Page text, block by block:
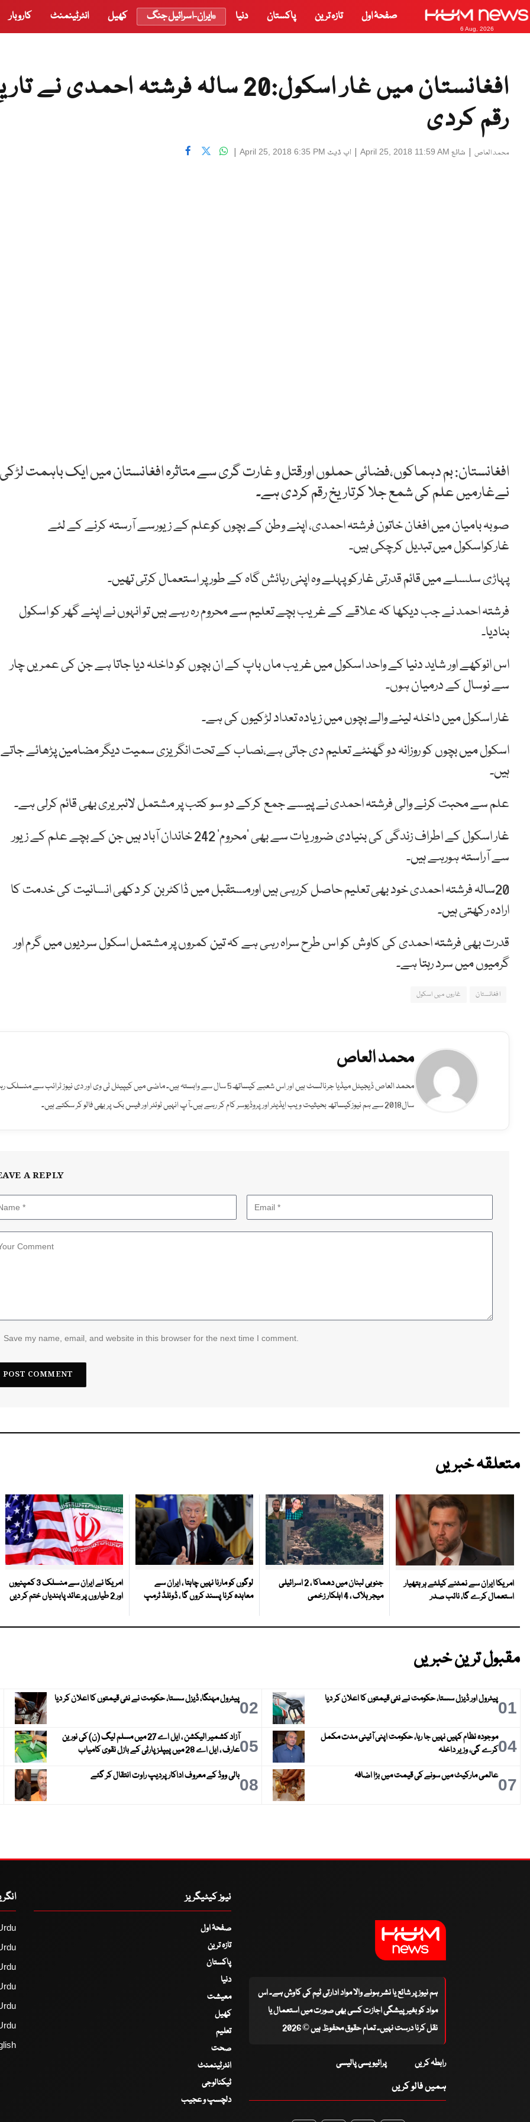
6 Aug, 2026
صفحۂ اول تازہ ترین پاکستان دنیا ایران-اسرائیل جنگ کھیل انٹرٹینمنٹ کاروبار
افغانستان میں غار اسکول:20 سالہ فرشتہ احمدی نے
رقم کردی
محمد العاص | شائع April 25, 2018 11:59 AM
| اپ ڈیٹ April 25, 2018 6:35 PM
|
افغانستان: بم دہماکوں،فضائی حملوں اورقتل و غارت گری سے متاثرہ افغانستان میں ایک باہمت لڑکی
نےغارمیں علم کی شمع جلا کرتاریخ رقم کردی ہے۔
صوبہ بامیان میں افغان خاتون فرشتہ احمدی، اپنے وطن کے بچوں کوعلم کے زیورسے آرستہ کرنے کے لئے
غارکواسکول میں تبدیل کرچکی ہیں۔
پہاڑی سلسلے میں قائم قدرتی غارکو پہلے وہ اپنی رہائش گاہ کے طور پر استعمال کرتی تھیں۔
فرشتہ احمد نے جب دیکھا کہ علاقے کے غریب بچے تعلیم سے محروم رہ رہے ہیں تو انہوں نے اپنے گھر کو اسکول
بنادیا۔
اس انوکھے اور شاید دنیا کے واحد اسکول میں غریب ماں باپ کے ان بچوں کو داخلہ دیا جاتا ہے جن کی عمریں چار
سے نوسال کے درمیان ہوں۔
غار اسکول میں داخلہ لینے والے بچوں میں زیادہ تعداد لڑکیوں کی ہے۔
اسکول میں بچوں کو روزانہ دو گھنٹے تعلیم دی جاتی ہے،نصاب کے تحت انگریزی سمیت دیگر مضامین پڑھائے جاتے
ہیں۔
علم سے محبت کرنے والی فرشتہ احمدی نے پیسے جمع کرکے دو سو کتب پر مشتمل لائبریری بھی قائم کرلی ہے۔
غار اسکول کے اطراف زندگی کی بنیادی ضروریات سے بھی ’محروم‘ 242 خاندان آباد ہیں جن کے بچے علم کے زیور
سے آراستہ ہورہے ہیں۔
20سالہ فرشتہ احمدی خود بھی تعلیم حاصل کررہی ہیں اورمستقبل میں ڈاکٹربن کر دکھی انسانیت کی خدمت کا
ارادہ رکھتی ہیں۔
قدرت بھی فرشتہ احمدی کی کاوش کو اس طرح سراہ رہی ہے کہ تین کمروں پر مشتمل اسکول سردیوں میں گرم اور
گرمیوں میں سرد رہتا ہے۔
افغانستان غاروں میں اسکول
محمد العاص
محمد العاص ڈیجیٹل میڈیا جرنالسٹ ہیں اور اس شعبے کیساتھ5 سال سے وابستہ ہیں۔ ماضی میں کیپیٹل ٹی وی اور دی نیوز ٹرائب سے
سال2018 سے ہم نیوزکیساتھ بحیثیت ویب ایڈیٹر اور پروڈیوسر کام کر رہے ہیں۔آپ انہیں ٹوئٹر اور فیس بک پر بھی فالو کر سکتے ہیں۔
A REPLY
Save my name, email, and website in this browser for the next time I comment.
متعلقہ خبریں
امریکا ایران سے نمٹنے کیلئے ہر ہتھیار
استعمال کرے گا، نائب صدر
جنوبی لبنان میں دھماکا ، 2 اسرائیلی
میجر ہلاک ، 4 اہلکار زخمی
لوگوں کو مارنا نہیں چاہتا ، ایران سے
معاہدہ کرنا پسند کروں گا ، ڈونلڈ ٹرمپ
امریکا نے ایران سے منسلک 3 کمپنیوں
اور 2 طیاروں پر عائد پابندیاں ختم کر دیں
مقبول ترین خبریں
01پیٹرول اور ڈیزل سستا، حکومت نے نئی قیمتوں کا اعلان کر دیا 02پیٹرول مہنگا، ڈیزل سستا، حکومت نے نئی قیمتوں کا اعلان کر دیا
04موجودہ نظام کہیں نہیں جا رہا، حکومت اپنی آئینی مدت مکمل
کرے گی، وزیر داخلہ
05
آزاد کشمیر الیکشن ، ایل اے 27 میں مسلم لیگ (ن) کی نورین
عارف ، ایل اے 28 میں پیپلز پارٹی کے بازل نقوی کامیاب
07عالمی مارکیٹ میں سونے کی قیمت میں بڑا اضافہ 08بالی ووڈ کے معروف اداکار پردیپ راوت انتقال کر گئے
ہم نیوز پر شائع یا نشر ہونے والا مواد ادارتی ٹیم کی کاوش ہے۔ اس
مواد کو بغیر پیشگی اجازت کسی بھی صورت میں استعمال یا
نقل کرنا درست نہیں۔ تمام حقوق محفوظ ہیں © 2026
رابطہ کریں پرائیویسی پالیسی
ہمیں فالو کریں
نیوز کیٹیگریز
صفحۂ اول
تازہ ترین
پاکستان
دنیا
معیشت
کھیل
تعلیم
صحت
انٹرٹینمنٹ
ٹیکنالوجی
دلچسپ و عجیب